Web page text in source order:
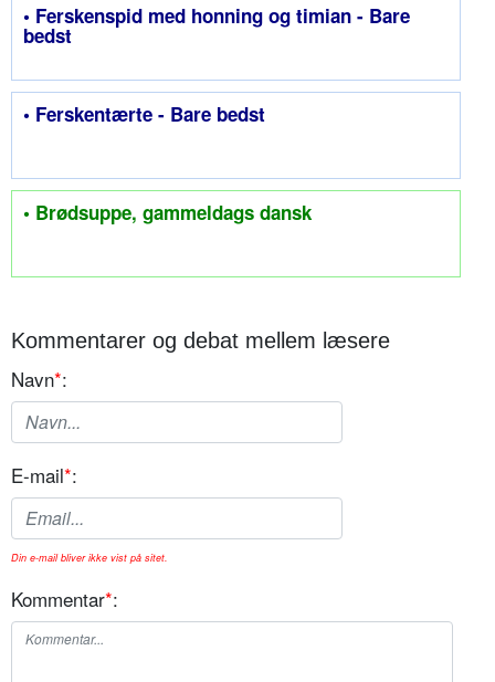
• Ferskenspid med honning og timian - Bare
bedst
• Ferskentærte - Bare bedst
• Brødsuppe, gammeldags dansk
Kommentarer og debat mellem læsere
Navn*:
E-mail*:
Din e-mail bliver ikke vist på sitet.
Kommentar*: